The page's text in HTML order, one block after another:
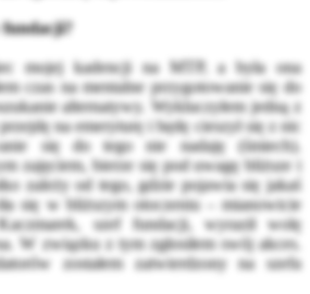
fundacji?
mojej kadencji na MTP, a była ona
czas na mentalne przygotowanie się do
alternatywy. Wykluczyłem jedną z
na emeryturę i będę cieszył się z nic
się do tego nie nadaję (śmiech).
zajęciem, bierze się pod uwagę bliższe i
zależy od tego, gdzie pojawia się jakaś
się w bliższym otoczeniu – mianowicie
szef fundacji, wyraził wolę
W związku z tym zgłosiłem swój akces.
zostałem zatwierdzony na szefa